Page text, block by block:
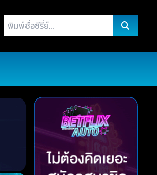
พิมพ์
ชื่อ